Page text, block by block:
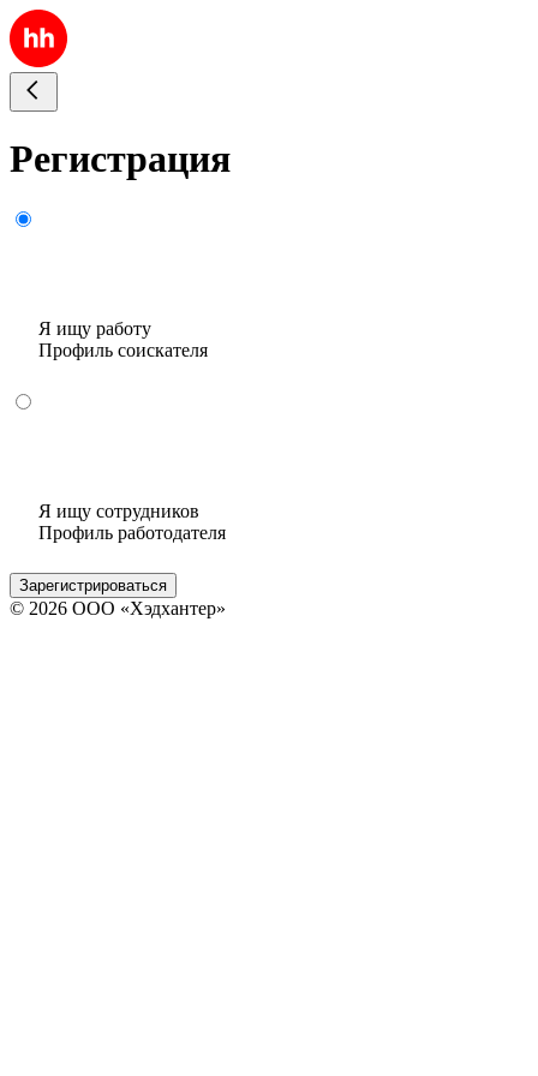
Регистрация
Я ищу работу
Профиль соискателя
Я ищу сотрудников
Профиль работодателя
Зарегистрироваться
© 2026 ООО «Хэдхантер»